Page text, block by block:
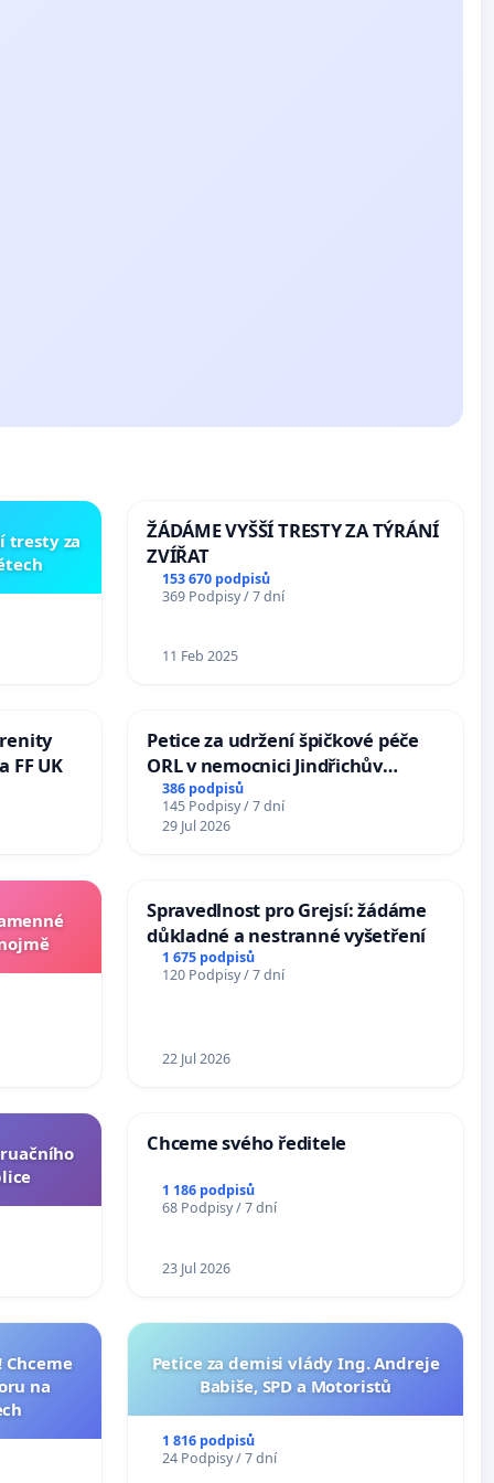
tresty za
ŽÁDÁME VYŠŠÍ TRESTY ZA TÝRÁNÍ
ZVÍŘAT
153 670 podpisů
369 Podpisy / 7 dní
11 Feb 2025
FF UK
Petice za udržení špičkové péče
ORL v nemocnici Jindřichův
Hradec
386 podpisů
145 Podpisy / 7 dní
29 Jul 2026
Spravedlnost pro Grejsí: žádáme
důkladné a nestranné vyšetření
1 675 podpisů
120 Podpisy / 7 dní
22 Jul 2026
Chceme svého ředitele
1 186 podpisů
68 Podpisy / 7 dní
23 Jul 2026
Chceme
na
Petice za demisi vlády Ing. Andreje
Babiše, SPD a Motoristů
1 816 podpisů
24 Podpisy / 7 dní